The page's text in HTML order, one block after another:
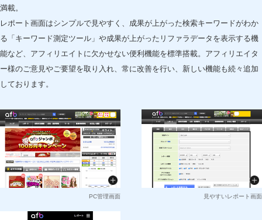
満載。
レポート画面はシンプルで見やすく、成果が上がった検索キーワードがわか
る「キーワード測定ツール」や成果が上がったリファラデータを表示する機
能など、アフィリエイトに欠かせない便利機能を標準搭載。アフィリエイタ
ー様のご意見やご要望を取り入れ、常に改善を行い、新しい機能も続々追加
しております。
PC管理画面 見やすいレポート画面